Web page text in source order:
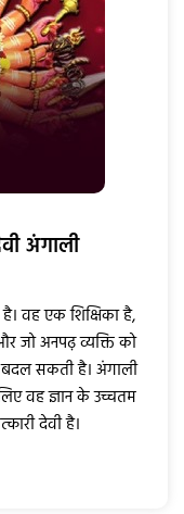
अंगाली
है। वह एक शिक्षिका है,
जो अनपढ़ व्यक्ति को
सकती है। अंगाली
वह ज्ञान के उच्चतम
देवी है।